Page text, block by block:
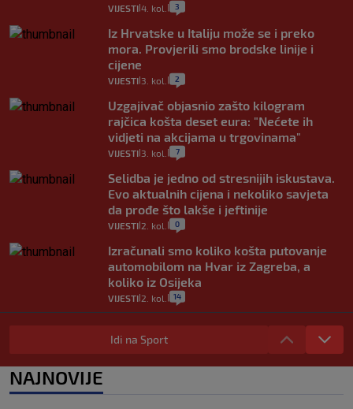
VIJESTI 4. kol. 3
Iz Hrvatske u Italiju može se i preko
mora. Provjerili smo brodske linije i
cijene
VIJESTI 3. kol. 2
Uzgajivač objasnio zašto kilogram
rajčica košta deset eura: "Nećete ih
vidjeti na akcijama u trgovinama"
VIJESTI 3. kol. 7
Selidba je jedno od stresnijih iskustava.
Evo aktualnih cijena i nekoliko savjeta
da prođe što lakše i jeftinije
VIJESTI 2. kol. 0
Izračunali smo koliko košta putovanje
automobilom na Hvar iz Zagreba, a
koliko iz Osijeka
VIJESTI 2. kol. 14
"Kći je otišla na more, a zaboravila
zdravstvenu iskaznicu". Kakva su prava
pacijenata izvan mjesta prebivališta?
VIJESTI 1. kol. 1
Idi na Sport
NAJNOVIJE